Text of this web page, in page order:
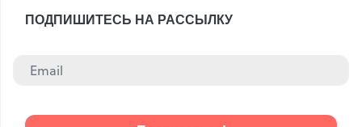
ПОДПИШИТЕСЬ НА РАССЫЛКУ